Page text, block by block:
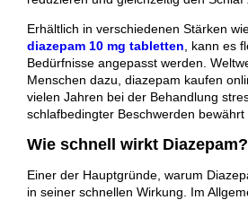
Erhältlich in verschiedenen Stärken
diazepam 10 mg tabletten , kann es
Bedürfnisse angepasst werden.
Menschen dazu, diazepam kaufen
vielen Jahren bei der Behandlung
schlafbedingter Beschwerden bewährt
Wie schnell wirkt Diazepam?
Einer der Hauptgründe, warum
in seiner schnellen Wirkung. Im